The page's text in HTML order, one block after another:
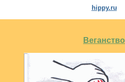
hippy.ru
Веганство